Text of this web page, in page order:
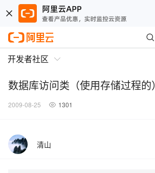
开发者社区
数据库访问类（使用存储过程的）
2009-08-25 1301
清山